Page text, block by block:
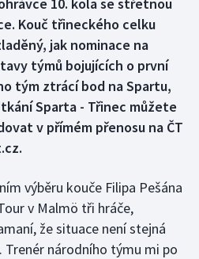
Kouč třineckého celku
jak nominace na
týmů bojujících o první
tým ztrácí bod na Spartu,
Sparta - Třinec můžete
v přímém přenosu na ČT
výběru kouče Filipa Pešána
v Malmö tři hráče,
že situace není stejná
Trenér národního týmu mi po